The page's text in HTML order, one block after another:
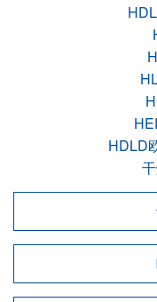
HDLD